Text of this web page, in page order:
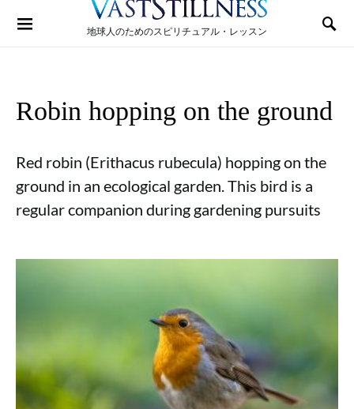
地球人のためのスピリチュアル・レッスン
Search for:
Robin hopping on the ground
Red robin (Erithacus rubecula) hopping on the
ground in an ecological garden. This bird is a
regular companion during gardening pursuits